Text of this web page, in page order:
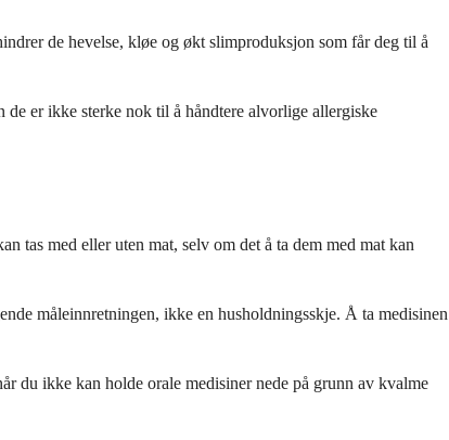
de hevelse, kløe og økt slimproduksjon som får deg til å
de er ikke sterke nok til å håndtere alvorlige allergiske
tas med eller uten mat, selv om det å ta dem med mat kan
måleinnretningen, ikke en husholdningsskje. Å ta medisinen
du ikke kan holde orale medisiner nede på grunn av kvalme